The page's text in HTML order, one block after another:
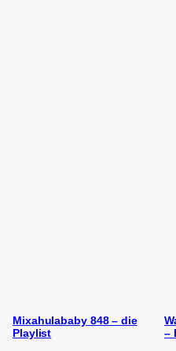
Mixahulababy 848 – die
Playlist
–